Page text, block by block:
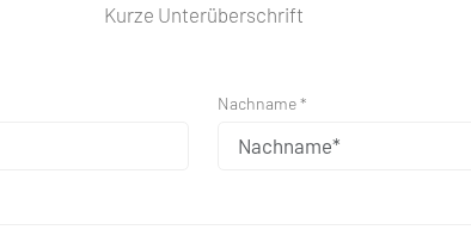
Kurze Unterüberschrift
Nachname *